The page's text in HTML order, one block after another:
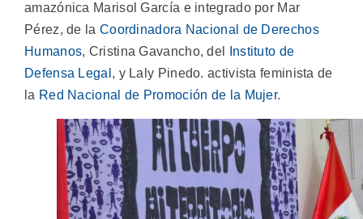
amazónica Marisol García e integrado por Mar
Pérez, de la Coordinadora Nacional de Derechos
Humanos, Cristina Gavancho, del
Instituto de
Defensa Legal , y Laly Pinedo. activista feminista de
la Red Nacional de Promoción de la Mujer.